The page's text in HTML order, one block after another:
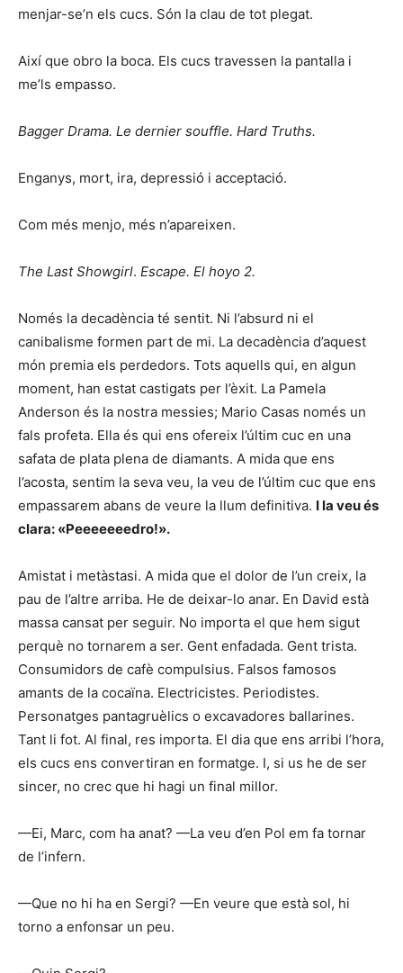
menjar-se’n els cucs. Són la clau de tot plegat.
Així que obro la boca. Els cucs travessen la pantalla i
me’ls empasso.
Bagger Drama. Le dernier souffle. Hard Truths.
Enganys, mort, ira, depressió i acceptació.
Com més menjo, més n’apareixen.
The Last Showgirl. Escape. El hoyo 2.
Només la decadència té sentit. Ni l’absurd ni el
canibalisme formen part de mi. La decadència d’aquest
món premia els perdedors. Tots aquells qui, en algun
moment, han estat castigats per l’èxit. La Pamela
Anderson és la nostra messies; Mario Casas només un
fals profeta. Ella és qui ens ofereix l’últim cuc en una
safata de plata plena de diamants. A mida que ens
l’acosta, sentim la seva veu, la veu de l’últim cuc que ens
empassarem abans de veure la llum definitiva. I la veu és
clara: «Peeeeeeedro!».
Amistat i metàstasi. A mida que el dolor de l’un creix, la
pau de l’altre arriba. He de deixar-lo anar. En David està
massa cansat per seguir. No importa el que hem sigut
perquè no tornarem a ser. Gent enfadada. Gent trista.
Consumidors de cafè compulsius. Falsos famosos
amants de la cocaïna. Electricistes. Periodistes.
Personatges pantagruèlics o excavadores ballarines.
Tant li fot. Al final, res importa. El dia que ens arribi l’hora,
els cucs ens convertiran en formatge. I, si us he de ser
sincer, no crec que hi hagi un final millor.
—Ei, Marc, com ha anat? —La veu d’en Pol em fa tornar
de l’infern.
—Que no hi ha en Sergi? —En veure que està sol, hi
torno a enfonsar un peu.